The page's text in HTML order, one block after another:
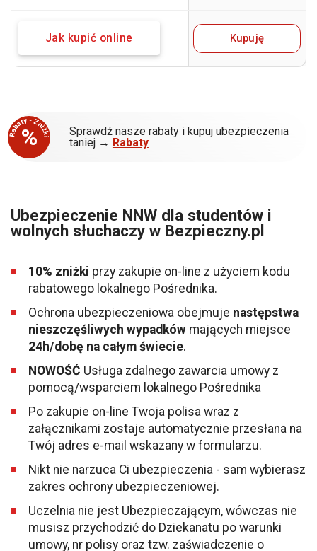
Jak kupić online Kupuję
%
Rabaty - Zniżki
Sprawdź nasze rabaty i kupuj ubezpieczenia
taniej → Rabaty
Ubezpieczenie NNW dla studentów i
wolnych słuchaczy w Bezpieczny.pl
10% zniżki przy zakupie on-line z użyciem kodu
rabatowego lokalnego Pośrednika.
Ochrona ubezpieczeniowa obejmuje następstwa
nieszczęśliwych wypadków mających miejsce
24h/dobę na całym świecie.
NOWOŚĆ Usługa zdalnego zawarcia umowy z
pomocą/wsparciem lokalnego Pośrednika
Po zakupie on-line Twoja polisa wraz z
załącznikami zostaje automatycznie przesłana na
Twój adres e-mail wskazany w formularzu.
Nikt nie narzuca Ci ubezpieczenia - sam wybierasz
zakres ochrony ubezpieczeniowej.
Uczelnia nie jest Ubezpieczającym, wówczas nie
musisz przychodzić do Dziekanatu po warunki
umowy, nr polisy oraz tzw. zaświadczenie o